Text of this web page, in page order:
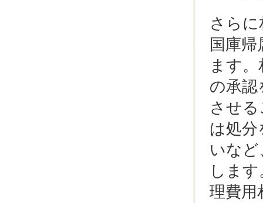
さら
国庫
ます
の承認
させ
は処
いな
しま
理費用